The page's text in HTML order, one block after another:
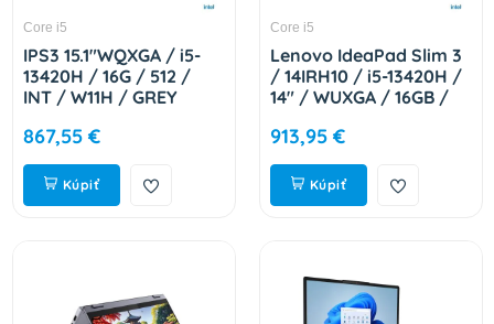
Core i5
IPS3 15.1"WQXGA / i5-
13420H / 16G / 512 /
INT / W11H / GREY
867,55 €
Kúpiť
Core i5
Lenovo IdeaPad Slim 3
/ 14IRH10 / i5-13420H /
14" / WUXGA / 16GB /
/ Gray / 2R
83K00053CK
913,95 €
Kúpiť